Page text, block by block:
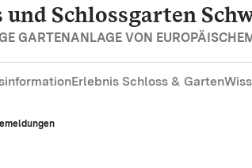
und Schlossgarten
GARTENANLAGE VON
Erlebnis Schloss & Garten